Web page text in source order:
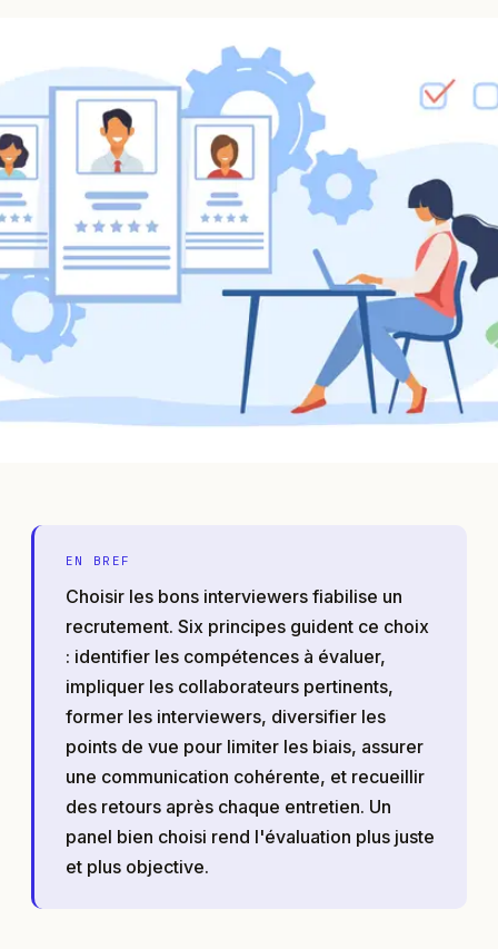
EN BREF
Choisir les bons interviewers fiabilise un
recrutement. Six principes guident ce choix
: identifier les compétences à évaluer,
impliquer les collaborateurs pertinents,
former les interviewers, diversifier les
points de vue pour limiter les biais, assurer
une communication cohérente, et recueillir
des retours après chaque entretien. Un
panel bien choisi rend l'évaluation plus juste
et plus objective.